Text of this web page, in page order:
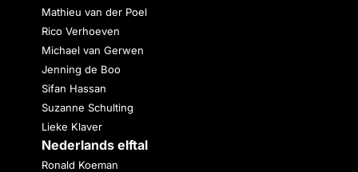
Mathieu van der Poel
Rico Verhoeven
Michael van Gerwen
Jenning de Boo
Sifan Hassan
Suzanne Schulting
Lieke Klaver
Nederlands elftal
Ronald Koeman